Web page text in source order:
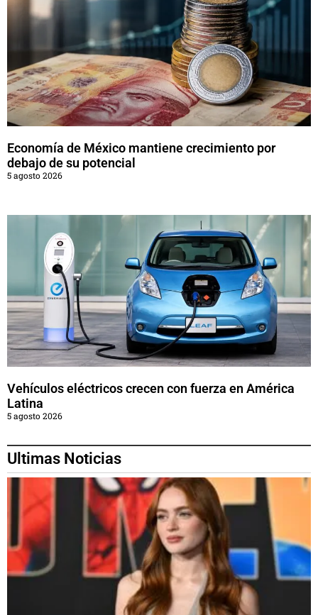
Economía de México mantiene crecimiento por
debajo de su potencial
5 agosto 2026
Vehículos eléctricos crecen con fuerza en América
Latina
5 agosto 2026
Ultimas Noticias